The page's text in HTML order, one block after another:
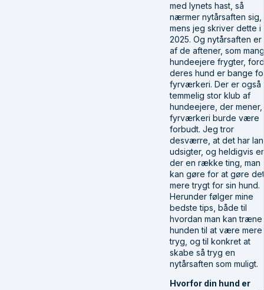
med lynets hast, så
nærmer nytårsaften sig,
mens jeg skriver dette i
2025. Og nytårsaften er
af de aftener, som
hundeejere frygter,
deres hund er bange
fyrværkeri. Der er også
temmelig stor klub af
hundeejere, der mener,
fyrværkeri burde være
forbudt. Jeg tror
desværre, at det har
udsigter, og heldigvis er
der en række ting, man
kan gøre for at gøre det
mere trygt for sin hund.
Herunder følger mine
bedste tips, både til
hvordan man kan træne
hunden til at være mere
tryg, og til konkret at
skabe så tryg en
nytårsaften som muligt.
Hvorfor din hund er